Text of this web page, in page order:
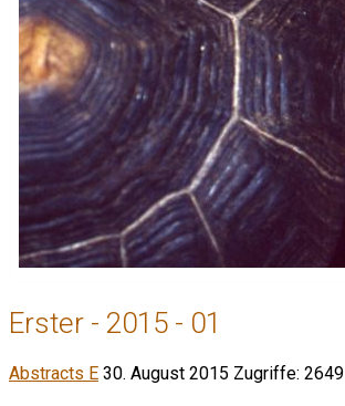
Erster - 2015 - 01
Abstracts E 30. August 2015 Zugriffe: 2649